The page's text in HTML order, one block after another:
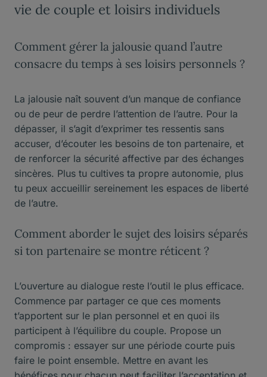
vie de couple et loisirs individuels
Comment gérer la jalousie quand l’autre
consacre du temps à ses loisirs personnels ?
La jalousie naît souvent d’un manque de confiance
ou de peur de perdre l’attention de l’autre. Pour la
dépasser, il s’agit d’exprimer tes ressentis sans
accuser, d’écouter les besoins de ton partenaire, et
de renforcer la sécurité affective par des échanges
sincères. Plus tu cultives ta propre autonomie, plus
tu peux accueillir sereinement les espaces de liberté
de l’autre.
Comment aborder le sujet des loisirs séparés
si ton partenaire se montre réticent ?
L’ouverture au dialogue reste l’outil le plus efficace.
Commence par partager ce que ces moments
t’apportent sur le plan personnel et en quoi ils
participent à l’équilibre du couple. Propose un
compromis : essayer sur une période courte puis
faire le point ensemble. Mettre en avant les